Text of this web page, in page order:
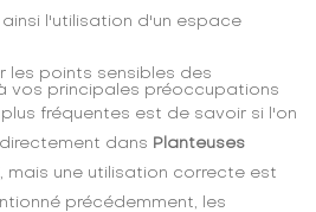
l'utilisation d'un espace
les points sensibles des
vos principales préoccupations
plus fréquentes est de savoir si l'on
dans Planteuses
mais une utilisation correcte est
précédemment, les